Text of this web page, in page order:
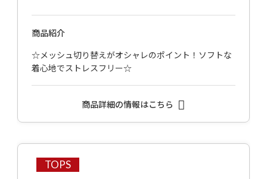
商品紹介
☆メッシュ切り替えがオシャレのポイント！ソフトな
着心地でストレスフリー☆
商品詳細の情報はこちら
TOPS